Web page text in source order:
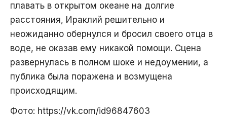
плавать в открытом океане на долгие
расстояния, Ираклий решительно и
неожиданно обернулся и бросил своего отца в
воде, не оказав ему никакой помощи. Сцена
развернулась в полном шоке и недоумении, а
публика была поражена и возмущена
происходящим.
Фото: https://vk.com/id96847603